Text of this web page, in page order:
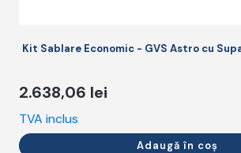
Kit Sablare Economic - GVS Astro cu
2.638,06 lei
TVA inclus
Adaugă în coș